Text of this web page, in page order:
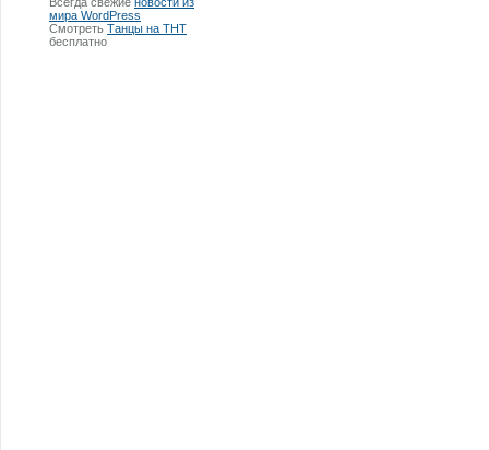
мира WordPress
Смотреть Танцы на ТНТ
бесплатно